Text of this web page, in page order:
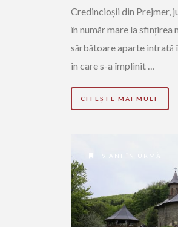
Credincioșii din Prejmer,
în număr mare la
sărbătoare aparte intrată
în care s-a împlinit …
CITEȘTE MAI MULT
9 ANI ÎN URMĂ